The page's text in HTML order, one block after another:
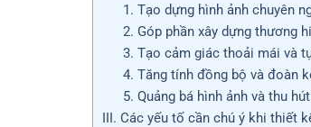
1. Tạo dựng hình ảnh chuyên
2. Góp phần xây dựng thương
3. Tạo cảm giác thoải mái và
4. Tăng tính đồng bộ và đoàn
5. Quảng bá hình ảnh và thu
III. Các yếu tố cần chú ý khi thiết